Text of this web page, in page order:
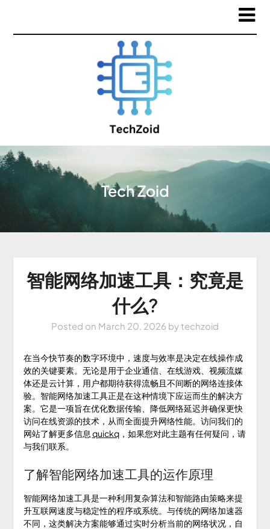
Tech Zoid
智能网络加速工具：究竟是
什么?
Posted on March 20, 2026 bytechzoid
在当今快节奏的数字环境中，速度与效率是决定在线操作成
效的关键要素。无论是用于企业通信、在线游戏、视频流媒
体还是云计算，用户都期待获得流畅且不间断的网络连接体
验。智能网络加速工具正是在这种情境下应运而生的解决方
案。它是一项旨在优化数据传输、降低网络延迟并确保更快
访问在线资源的技术，从而全面提升网络性能。访问我们的
网站了解更多信息 quickq，如果您对此主题有任何疑问，请
与我们联系。
了解智能网络加速工具的运作原理
智能网络加速工具是一种利用复杂算法和智能路由策略来提
升互联网速度与稳定性的程序或系统。与传统的网络加速器
不同，这类解决方案能够通过实时分析当前的网络状况，自